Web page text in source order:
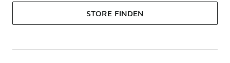
STORE FINDEN